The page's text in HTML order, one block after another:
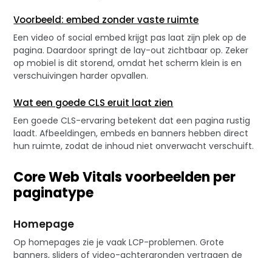
Voorbeeld: embed zonder vaste ruimte
Een video of social embed krijgt pas laat zijn plek op de
pagina. Daardoor springt de lay-out zichtbaar op. Zeker
op mobiel is dit storend, omdat het scherm klein is en
verschuivingen harder opvallen.
Wat een goede CLS eruit laat zien
Een goede CLS-ervaring betekent dat een pagina rustig
laadt. Afbeeldingen, embeds en banners hebben direct
hun ruimte, zodat de inhoud niet onverwacht verschuift.
Core Web Vitals voorbeelden per
paginatype
Homepage
Op homepages zie je vaak LCP-problemen. Grote
banners, sliders of video-achtergronden vertragen de